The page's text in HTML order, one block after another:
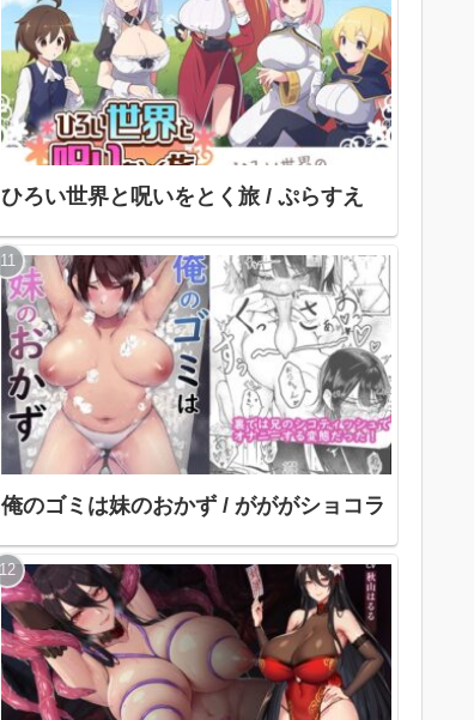
ひろい世界と呪いをとく旅 / ぷらすえ
俺のゴミは妹のおかず / がががショコラ